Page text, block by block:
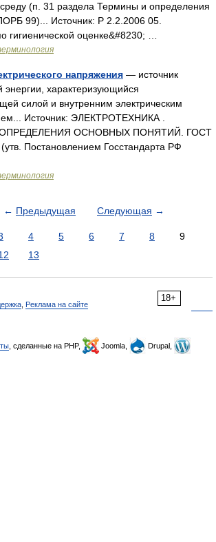
(п. 31 раздела Термины и определения
99)... Источник: Р 2.2.2006 05.
гигиенической оценке&#8230; …
напряжения — источник
энергии, характеризующийся
силой и внутренним электрическим
Источник: ЭЛЕКТРОТЕХНИКА .
ОСНОВНЫХ ПОНЯТИЙ. ГОСТ
Постановлением Госстандарта РФ
← Предыдущая Следующая →
4 5 6 7 8
9
13
18+
Реклама на сайте
, сделанные на PHP, Joomla,
Drupal,